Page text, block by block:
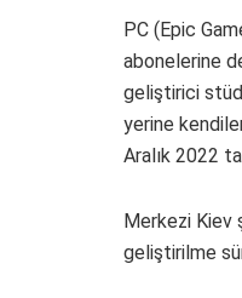
PC (Epic
abonelerine
geliştirici
yerine
Aralık 2022
Merkezi Kiev
geliştirilme